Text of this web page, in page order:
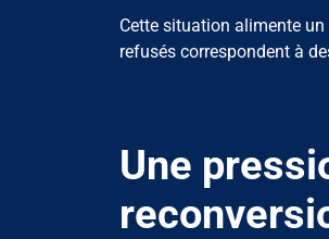
Cette situation alimente
refusés correspondent à
Une